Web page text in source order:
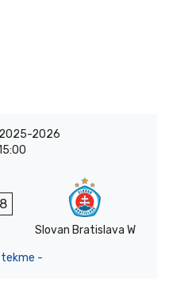
2025-2026
8
Slovan Bratislava W
tekme -